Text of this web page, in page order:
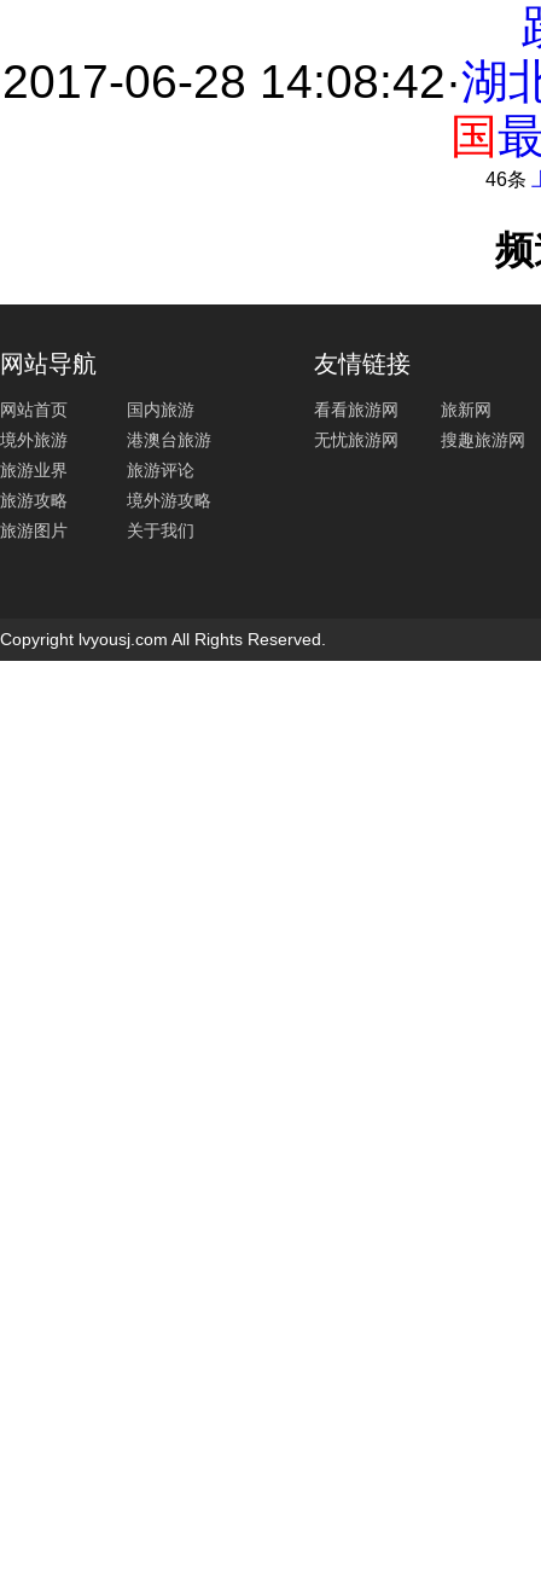
2017-06-28 14:08:42·湖
国
46条
网站导航
网站首页
国内旅游
境外旅游
港澳台旅游
旅游业界
旅游评论
旅游攻略
境外游攻略
旅游图片
关于我们
友情链接
看看旅游网
旅新网
无忧旅游网
搜趣旅游网
Copyright lvyousj.com All Rights Reserved.